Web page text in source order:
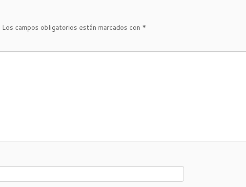
Los campos obligatorios están marcados con *